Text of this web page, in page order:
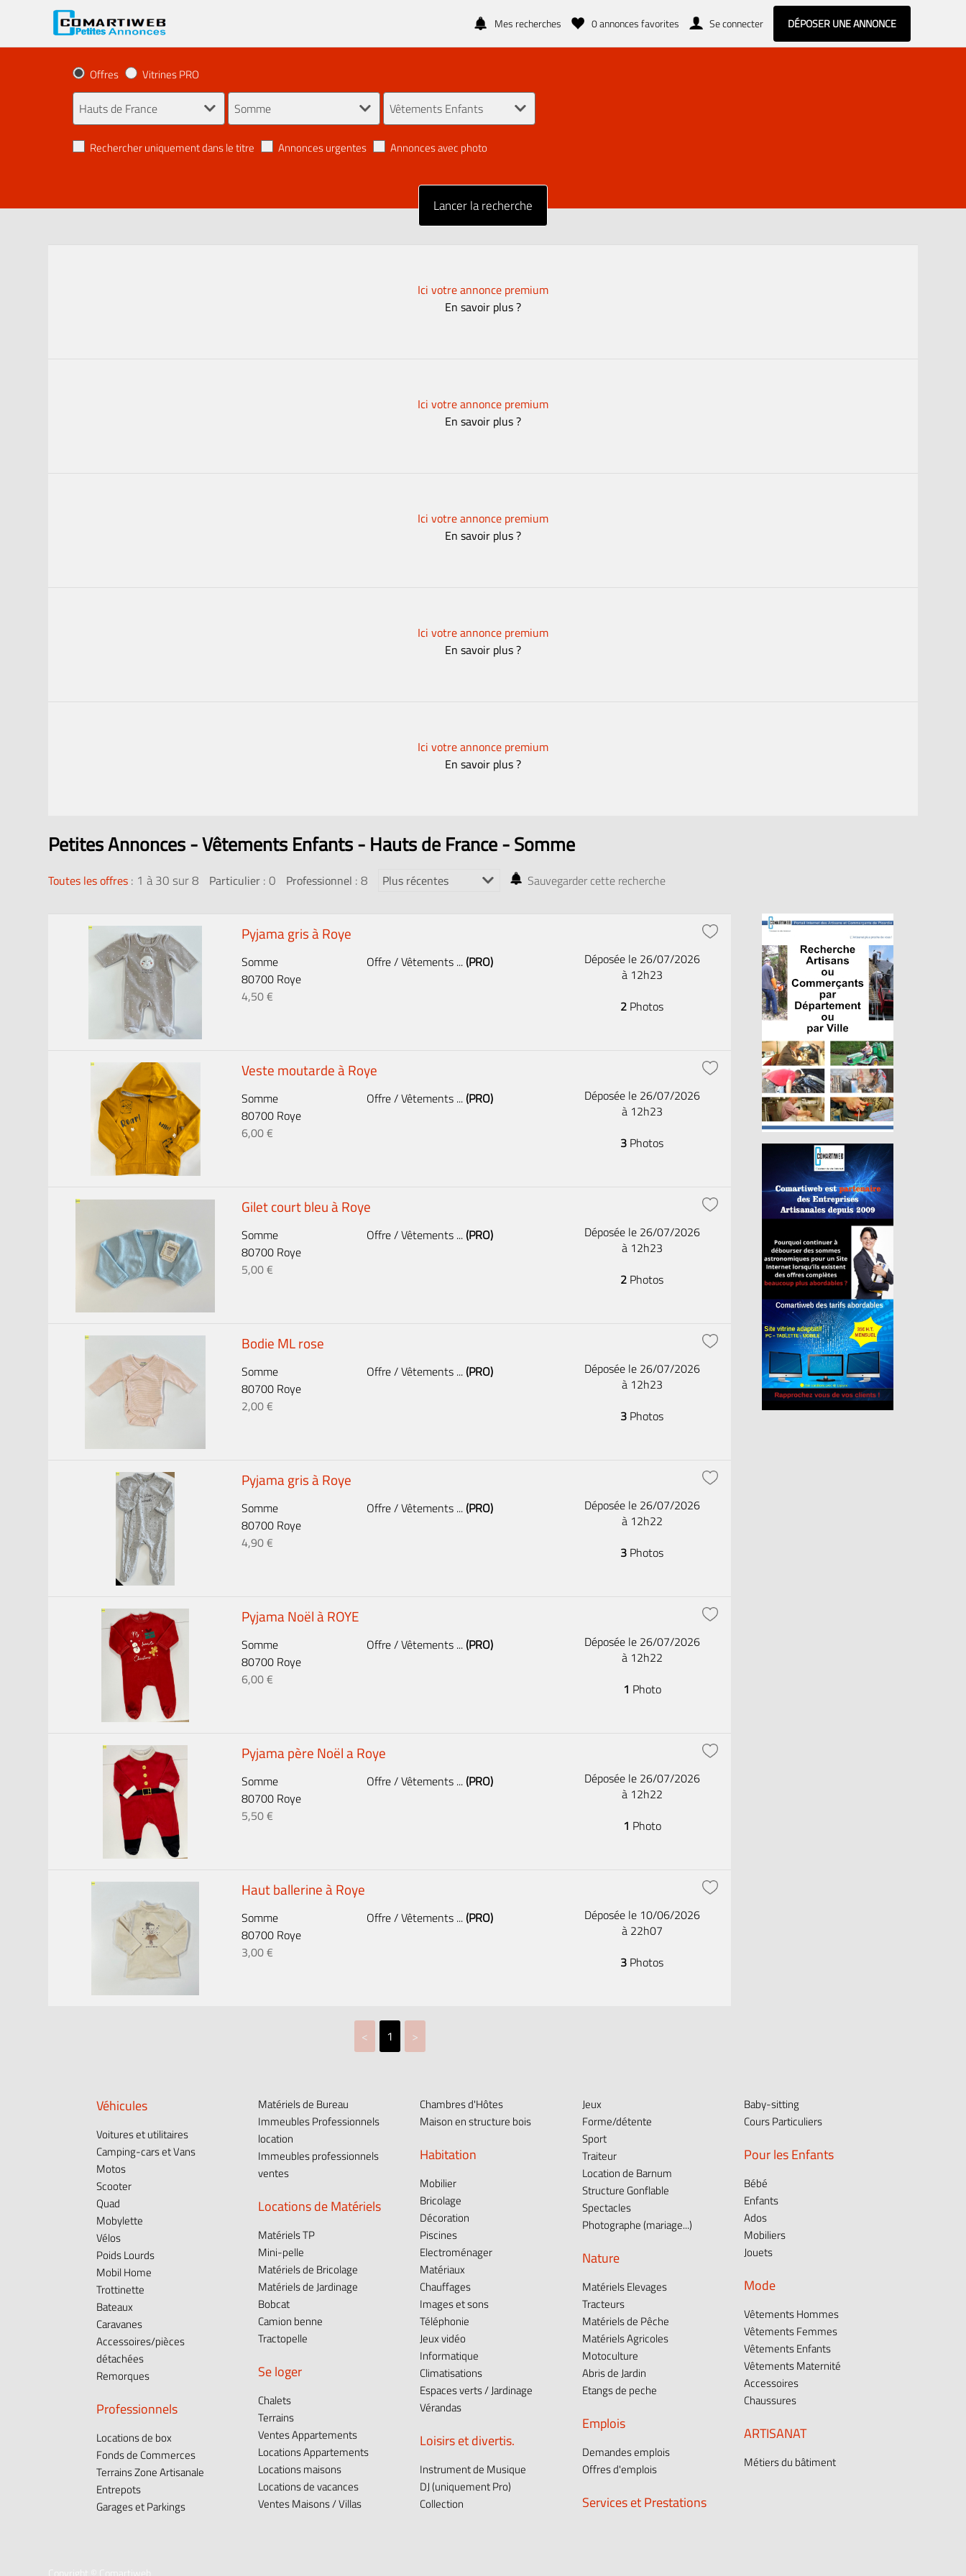
Mes recherches 0annonces favorites Se connecter DÉPOSER UNE ANNONCE
Offres Vitrines PRO
Rechercher uniquement dans le titre Annonces urgentes Annonces avec photo
Ici votre annonce premium
En savoir plus ?
Ici votre annonce premium
En savoir plus ?
Ici votre annonce premium
En savoir plus ?
Ici votre annonce premium
En savoir plus ?
Ici votre annonce premium
En savoir plus ?
Petites Annonces - Vêtements Enfants - Hauts de France - Somme
Toutes les offres : 1 à 30 sur 8 Particulier : 0 Professionnel : 8 Sauvegarder cette recherche
Pyjama gris à Roye
Somme
80700 Roye
4,50 €
Offre / Vêtements ...(PRO)
Déposée le 26/07/2026
à 12h23
2 Photos
Veste moutarde à Roye
Somme
80700 Roye
6,00 €
Offre / Vêtements ...(PRO)
Déposée le 26/07/2026
à 12h23
3 Photos
Gilet court bleu à Roye
Somme
80700 Roye
5,00 €
Offre / Vêtements ...(PRO)
Déposée le 26/07/2026
à 12h23
2 Photos
Bodie ML rose
Somme
80700 Roye
2,00 €
Offre / Vêtements ...(PRO)
Déposée le 26/07/2026
à 12h23
3 Photos
Pyjama gris à Roye
Somme
80700 Roye
4,90 €
Offre / Vêtements ...(PRO)
Déposée le 26/07/2026
à 12h22
3 Photos
Pyjama Noël à ROYE
Somme
80700 Roye
6,00 €
Offre / Vêtements ...(PRO)
Déposée le 26/07/2026
à 12h22
1 Photo
Pyjama père Noël a Roye
Somme
80700 Roye
5,50 €
Offre / Vêtements ...(PRO)
Déposée le 26/07/2026
à 12h22
1 Photo
Haut ballerine à Roye
Somme
80700 Roye
3,00 €
Offre / Vêtements ...(PRO)
Déposée le 10/06/2026
à 22h07
3 Photos
< 1 >
Véhicules
Voitures et utilitaires
Camping-cars et Vans
Motos
Scooter
Quad
Mobylette
Vélos
Poids Lourds
Mobil Home
Trottinette
Bateaux
Caravanes
Accessoires/pièces
détachées
Remorques
Professionnels
Locations de box
Fonds de Commerces
Terrains Zone Artisanale
Entrepots
Garages et Parkings
Matériels de Bureau
Immeubles Professionnels
location
Immeubles professionnels
ventes
Locations de Matériels
Matériels TP
Mini-pelle
Matériels de Bricolage
Matériels de Jardinage
Bobcat
Camion benne
Tractopelle
Se loger
Chalets
Terrains
Ventes Appartements
Locations Appartements
Locations maisons
Locations de vacances
Ventes Maisons / Villas
Chambres d'Hôtes
Maison en structure bois
Habitation
Mobilier
Bricolage
Décoration
Piscines
Electroménager
Matériaux
Chauffages
Images et sons
Téléphonie
Jeux vidéo
Informatique
Climatisations
Espaces verts / Jardinage
Vérandas
Loisirs et divertis.
Instrument de Musique
DJ (uniquement Pro)
Collection
Jeux
Forme/détente
Sport
Traiteur
Location de Barnum
Structure Gonflable
Spectacles
Photographe (mariage...)
Nature
Matériels Elevages
Tracteurs
Matériels de Pêche
Matériels Agricoles
Motoculture
Abris de Jardin
Etangs de peche
Emplois
Demandes emplois
Offres d'emplois
Services et Prestations
Baby-sitting
Cours Particuliers
Pour les Enfants
Bébé
Enfants
Ados
Mobiliers
Jouets
Mode
Vêtements Hommes
Vêtements Femmes
Vêtements Enfants
Vêtements Maternité
Accessoires
Chaussures
ARTISANAT
Métiers du bâtiment